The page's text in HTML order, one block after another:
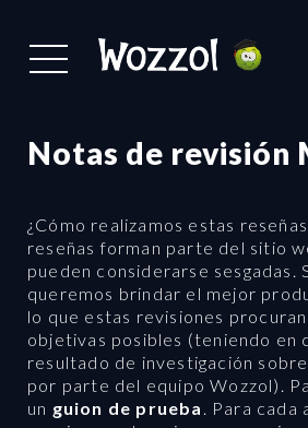
Notas de revisión
¿Cómo realizamos estas
reseñas forman parte del sitio
pueden considerarse sesgadas.
queremos brindar el mejor
lo que estas revisiones
objetivas posibles (teniendo en
resultado de investigación
por parte del equipo Wozzol).
un guion de prueba . Para cada